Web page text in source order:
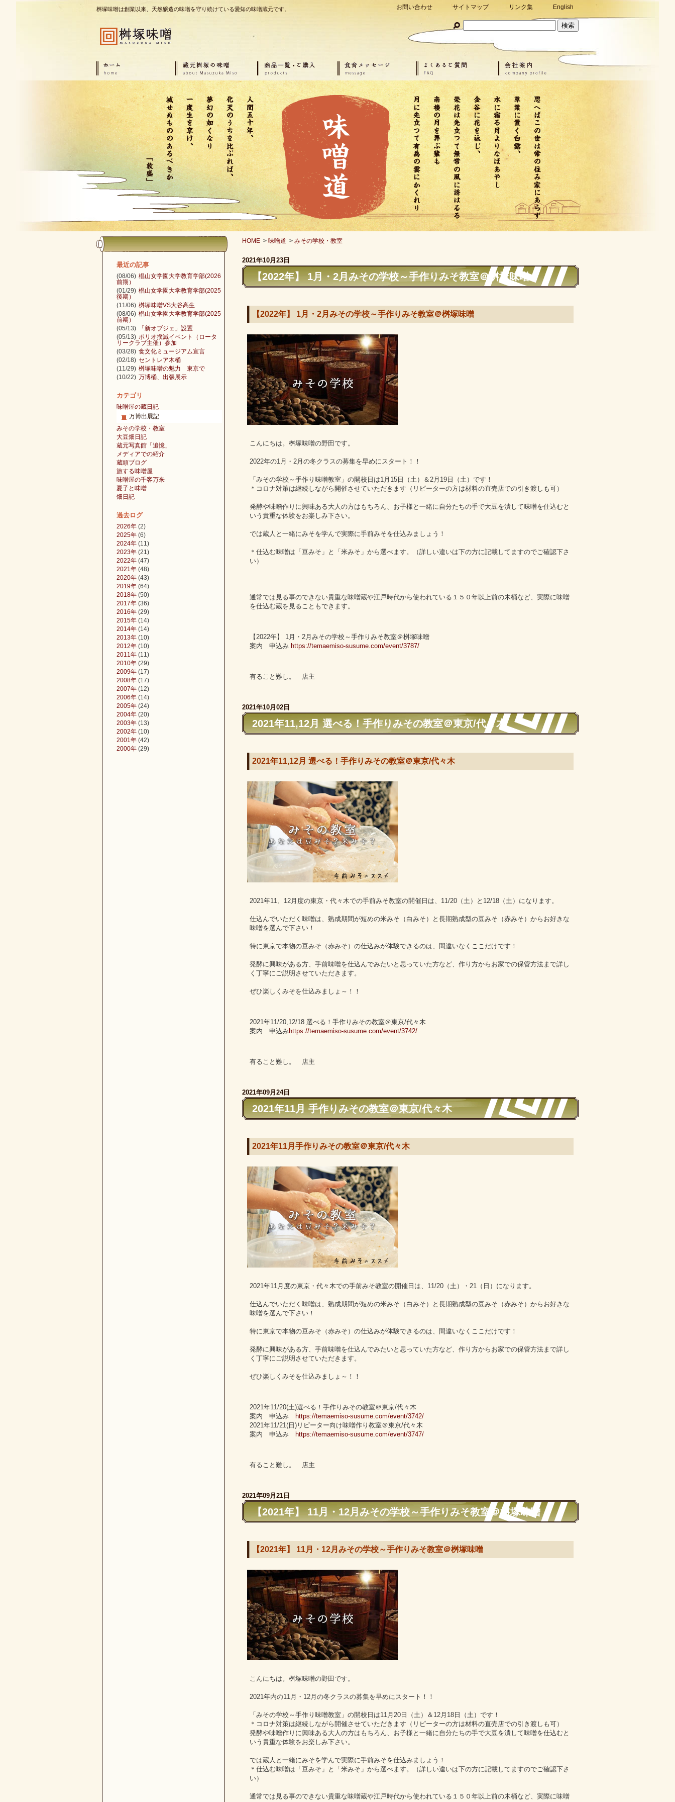
桝塚味噌は創業以来、天然醸造の味噌を守り続けている愛知の味噌蔵元です。 English
リンク集
サイトマップ
お問い合わせ
HOME > 味噌道 > みその学校・教室
2021年10月23日
【2022年】 1月・2月みその学校～手作りみそ教室＠桝塚味噌
【2022年】 1月・2月みその学校～手作りみそ教室＠桝塚味噌
こんにちは。桝塚味噌の野田です。
2022年の1月・2月の冬クラスの募集を早めにスタート！！
「みその学校～手作り味噌教室」の開校日は1月15日（土）＆2月19日（土）です！
＊コロナ対策は継続しながら開催させていただきます（リピーターの方は材料の直売店での引き渡しも可）
発酵や味噌作りに興味ある大人の方はもちろん、お子様と一緒に自分たちの手で大豆を潰して味噌を仕込むと
いう貴重な体験をお楽しみ下さい。
では蔵人と一緒にみそを学んで実際に手前みそを仕込みましょう！
＊仕込む味噌は「豆みそ」と「米みそ」から選べます。（詳しい違いは下の方に記載してますのでご確認下さ
い）
通常では見る事のできない貴重な味噌蔵や江戸時代から使われている１５０年以上前の木桶など、実際に味噌
を仕込む蔵を見ることもできます。
【2022年】 1月・2月みその学校～手作りみそ教室＠桝塚味噌
案内 申込み https://temaemiso-susume.com/event/3787/
有ること難し。 店主
2021年10月02日
2021年11,12月 選べる！手作りみその教室＠東京/代々木
2021年11,12月 選べる！手作りみその教室＠東京/代々木
2021年11、12月度の東京・代々木での手前みそ教室の開催日は、11/20（土）と12/18（土）になります。
仕込んでいただく味噌は、熟成期間が短めの米みそ（白みそ）と長期熟成型の豆みそ（赤みそ）からお好きな
味噌を選んで下さい！
特に東京で本物の豆みそ（赤みそ）の仕込みが体験できるのは、間違いなくここだけです！
発酵に興味がある方、手前味噌を仕込んでみたいと思っていた方など、作り方からお家での保管方法まで詳し
く丁寧にご説明させていただきます。
ぜひ楽しくみそを仕込みましょ～！！
2021年11/20,12/18 選べる！手作りみその教室＠東京/代々木
案内 申込みhttps://temaemiso-susume.com/event/3742/
有ること難し。 店主
2021年09月24日
2021年11月 手作りみその教室＠東京/代々木
2021年11月手作りみその教室＠東京/代々木
2021年11月度の東京・代々木での手前みそ教室の開催日は、11/20（土）・21（日）になります。
仕込んでいただく味噌は、熟成期間が短めの米みそ（白みそ）と長期熟成型の豆みそ（赤みそ）からお好きな
味噌を選んで下さい！
特に東京で本物の豆みそ（赤みそ）の仕込みが体験できるのは、間違いなくここだけです！
発酵に興味がある方、手前味噌を仕込んでみたいと思っていた方など、作り方からお家での保管方法まで詳し
く丁寧にご説明させていただきます。
ぜひ楽しくみそを仕込みましょ～！！
2021年11/20(土)選べる！手作りみその教室＠東京/代々木
案内 申込み
https://temaemiso-susume.com/event/3742/
2021年11/21(日)リピーター向け味噌作り教室＠東京/代々木
案内 申込み
https://temaemiso-susume.com/event/3747/
有ること難し。 店主
2021年09月21日
【2021年】 11月・12月みその学校～手作りみそ教室＠桝塚味噌
【2021年】 11月・12月みその学校～手作りみそ教室＠桝塚味噌
こんにちは。桝塚味噌の野田です。
2021年内の11月・12月の冬クラスの募集を早めにスタート！！
「みその学校～手作り味噌教室」の開校日は11月20日（土）＆12月18日（土）です！
＊コロナ対策は継続しながら開催させていただきます（リピーターの方は材料の直売店での引き渡しも可）
発酵や味噌作りに興味ある大人の方はもちろん、お子様と一緒に自分たちの手で大豆を潰して味噌を仕込むと
いう貴重な体験をお楽しみ下さい。
では蔵人と一緒にみそを学んで実際に手前みそを仕込みましょう！
＊仕込む味噌は「豆みそ」と「米みそ」から選べます。（詳しい違いは下の方に記載してますのでご確認下さ
い）
通常では見る事のできない貴重な味噌蔵や江戸時代から使われている１５０年以上前の木桶など、実際に味噌
最近の記事
(08/06) 椙山女学園大学教育学部(2026
前期）
(01/29) 椙山女学園大学教育学部(2025
後期）
(11/06) 桝塚味噌VS大谷高生
(08/06) 椙山女学園大学教育学部(2025
前期）
(05/13)
「新オブジェ」設置
(05/13) ポリオ撲滅イベント（ロータ
リークラブ主催）参加
(03/28) 食文化ミュージアム宣言
(02/18) セントレア木桶
(11/29) 桝塚味噌の魅力 東京で
(10/22) 万博桶、出張展示
カテゴリ
味噌屋の蔵日記
万博出展記
みその学校・教室
大豆畑日記
蔵元写真館「追憶」
メディアでの紹介
蔵頭ブログ
旅する味噌屋
味噌屋の千客万来
夏子と味噌
畑日記
過去ログ
2026年 (2)
2025年 (6)
2024年 (11)
2023年 (21)
2022年 (47)
2021年 (48)
2020年 (43)
2019年 (64)
2018年 (50)
2017年 (36)
2016年 (29)
2015年 (14)
2014年 (14)
2013年 (10)
2012年 (10)
2011年 (11)
2010年 (29)
2009年 (17)
2008年 (17)
2007年 (12)
2006年 (14)
2005年 (24)
2004年 (20)
2003年 (13)
2002年 (10)
2001年 (42)
2000年 (29)